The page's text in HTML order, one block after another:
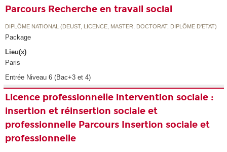
Parcours Recherche en travail social
DIPLÔME NATIONAL (DEUST, LICENCE, MASTER, DOCTORAT, DIPLÔME D'ETAT)
Package
Lieu(x)
Paris
Entrée Niveau 6 (Bac+3 et 4)
Licence professionnelle intervention sociale :
insertion et réinsertion sociale et
professionnelle Parcours Insertion sociale et
professionnelle